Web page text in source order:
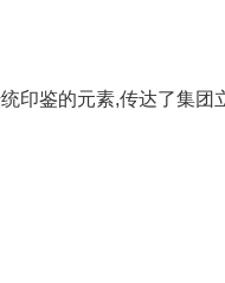
印鉴的元素,传达了集团